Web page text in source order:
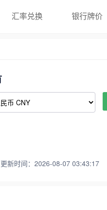
汇率兑换 银行牌价
更新时间：2026-08-07 03:43:17